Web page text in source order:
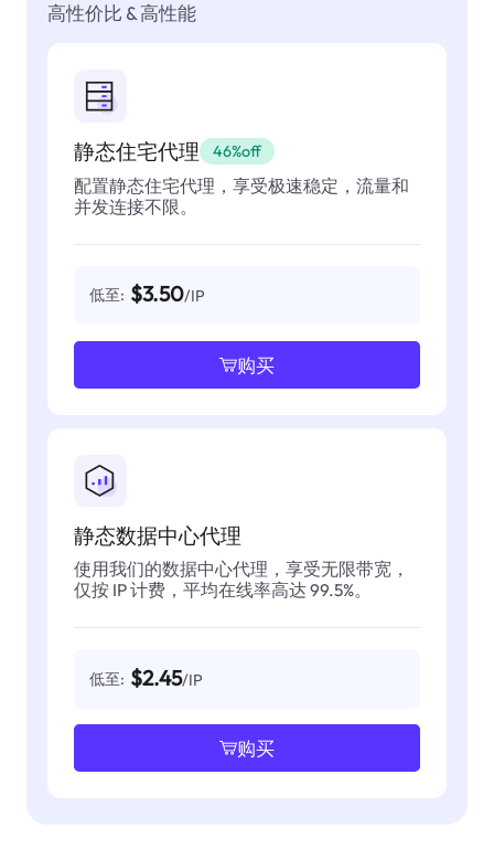
高性价比 & 高性能
静态住宅代理 46%off
配置静态住宅代理，享受极速稳定，流量和
并发连接不限。
低至: $3.50/IP
购买
静态数据中心代理
使用我们的数据中心代理，享受无限带宽，
仅按 IP 计费，平均在线率高达 99.5%。
低至: $2.45/IP
购买